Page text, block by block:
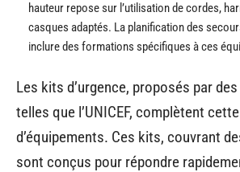
hauteur repose sur l’utilisation de cordes,
casques adaptés. La planification des
inclure des formations spécifiques à ces
Les kits d’urgence, proposés par
telles que l’UNICEF, complètent
d’équipements. Ces kits, couvrant
sont conçus pour répondre